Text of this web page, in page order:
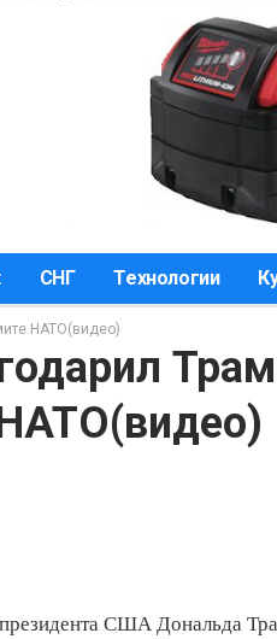
СНГ Технологии
НАТО(видео)
США Дональда